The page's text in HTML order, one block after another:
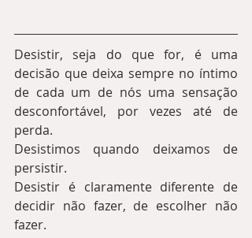
Desistir, seja do que for, é uma
decisão que deixa sempre no íntimo
de cada um de nós uma sensação
desconfortável, por vezes até de
perda.
Desistimos quando deixamos de
persistir.
Desistir é claramente diferente de
decidir não fazer, de escolher não
fazer.